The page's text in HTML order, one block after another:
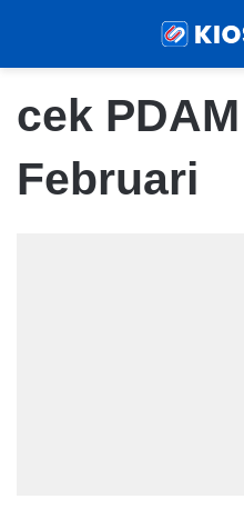
cek
Februari